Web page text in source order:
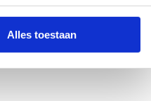
Alles toestaan